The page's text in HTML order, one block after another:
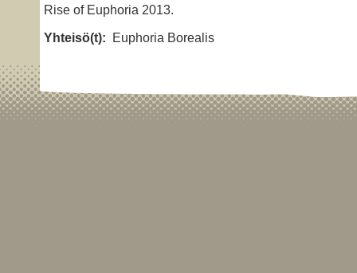
Rise of Euphoria 2013.
Yhteisö(t): Euphoria Borealis